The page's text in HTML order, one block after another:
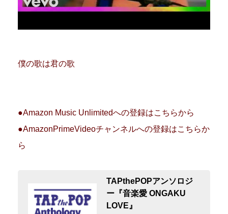
僕の歌は君の歌
●Amazon Music Unlimitedへの登録はこちらから
●AmazonPrimeVideoチャンネルへの登録はこちらか
ら
TAPthePOPアンソロジ
ー『音楽愛 ONGAKU
LOVE』